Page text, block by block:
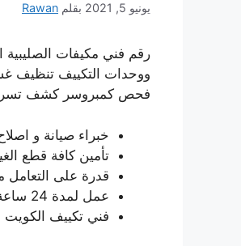
يونيو 5, 2021 بقلم Rawan
ووحدات التكييف تنظيف
فحص كمبروسر كشف
خبراء صيانة و
تأمين كافة قطع
قدرة على التعامل
عمل لمدة 24 ساعة متتالية لتأمين كافة متطلباتكم اعزائي العملاء.
فني تكييف الكويت